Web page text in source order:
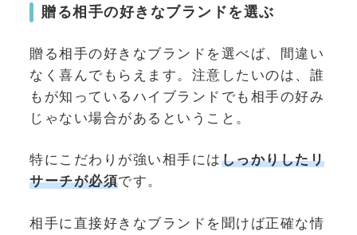
贈る相手の好きなブランドを選ぶ
贈る相手の好きなブランドを選べば、間違い
なく喜んでもらえます。注意したいのは、誰
もが知っているハイブランドでも相手の好み
じゃない場合があるということ。
特にこだわりが強い相手にはしっかりしたリ
サーチが必須です。
相手に直接好きなブランドを聞けば正確な情